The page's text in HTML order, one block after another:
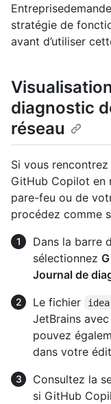
stratégie de
avant d’utiliser
diagnostic
réseau
Si vous
GitHub Copilot en
pare-feu ou de
procédez comme
Dans la barre
sélectionnez
Journal de
Le fichier
JetBrains
pouvez
dans votre
Consultez la
si GitHub